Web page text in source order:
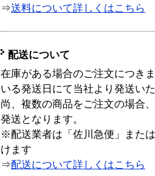
⇒送料について詳しくはこちら
配送について
在庫がある場合のご注文につき
いる発送日にて当社より発送い
尚、複数の商品をご注文の場合
発送となります。
※配送業者は「佐川急便」また
けます
⇒配送について詳しくはこちら